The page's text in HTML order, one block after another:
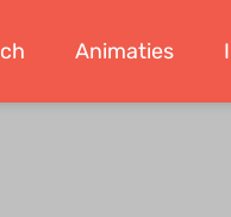
Animaties